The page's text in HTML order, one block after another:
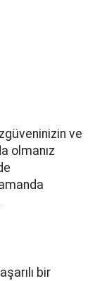
ve
olmanız
bir